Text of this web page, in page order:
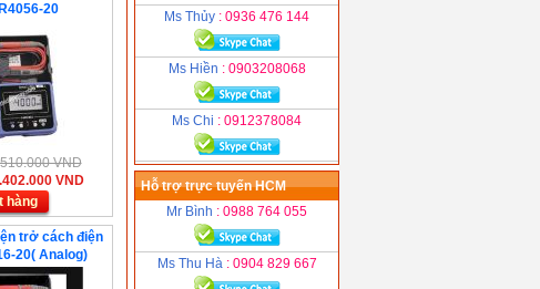
20
VND
VND
hàng
trở cách điện
20( Analog)
Ms Thủy : 0936 476 144
Ms Hiền : 0903208068
Ms Chi : 0912378084
Hỗ trợ trực tuyến HCM
Mr Bình : 0988 764 055
Ms Thu Hà : 0904 829 667